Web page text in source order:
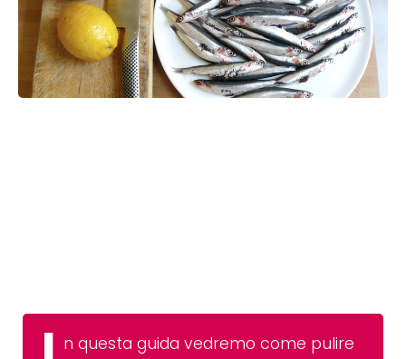
n questa guida vedremo come pulire